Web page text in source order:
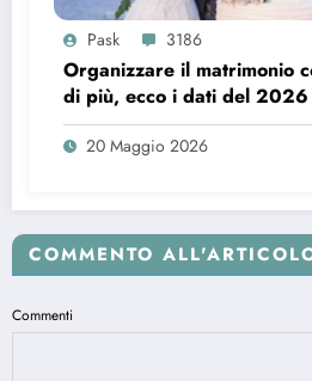
Pask 3186
Organizzare il matrimonio
di più, ecco i dati del 2026
20 Maggio 2026
COMMENTO
Commenti